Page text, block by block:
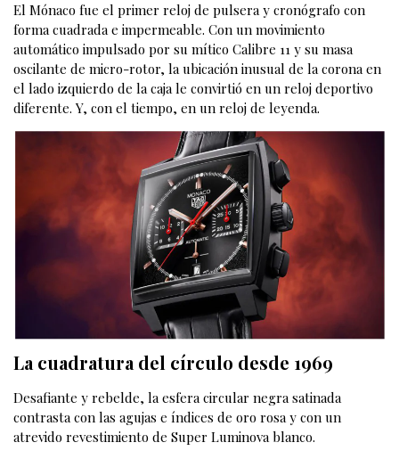
El Mónaco fue el primer reloj de pulsera y cronógrafo con
forma cuadrada e impermeable. Con un movimiento
automático impulsado por su mítico Calibre 11 y su masa
oscilante de micro-rotor, la ubicación inusual de la corona en
el lado izquierdo de la caja le convirtió en un reloj deportivo
diferente. Y, con el tiempo, en un reloj de leyenda.
La cuadratura del círculo desde 1969
Desafiante y rebelde, la esfera circular negra satinada
contrasta con las agujas e índices de oro rosa y con un
atrevido revestimiento de Super Luminova blanco.